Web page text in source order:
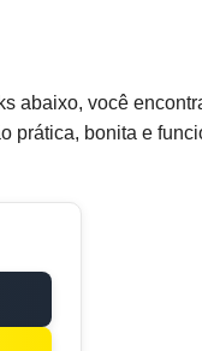
abaixo, você
prática, bonita e